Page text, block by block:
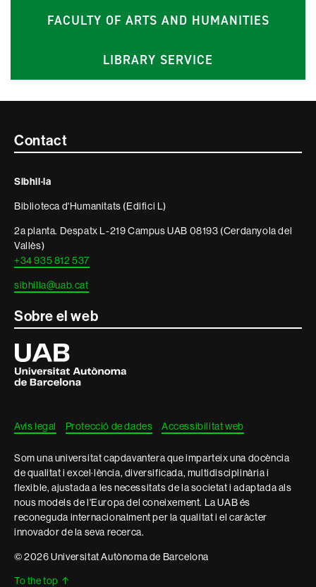
FACULTY OF ARTS AND HUMANITIES
LIBRARY SERVICE
Contacte
informació
legal
Contact
Sibhil·la
Biblioteca d'Humanitats (Edifici L)
2a planta. Despatx L-219 Campus UAB 08193 (Cerdanyola del
Vallès)
+34 935 812 537
sibhilla@uab.cat
Sobre el web
Universitat
Autònoma
de
Barcelona
Avís legal Protecció de dades Accessibilitat web
Som una universitat capdavantera que imparteix una docència
de qualitat i excel·lència, diversificada, multidisciplinària i
flexible, ajustada a les necessitats de la societat i adaptada als
nous models de l'Europa del coneixement. La UAB és
reconeguda internacionalment per la qualitat i el caràcter
innovador de la seva recerca.
© 2026 Universitat Autònoma de Barcelona
To the top ↑